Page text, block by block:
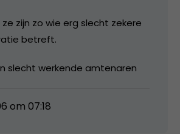
zijn zo wie erg slecht zekere
betreft.
slecht werkende amtenaren
om 07:18